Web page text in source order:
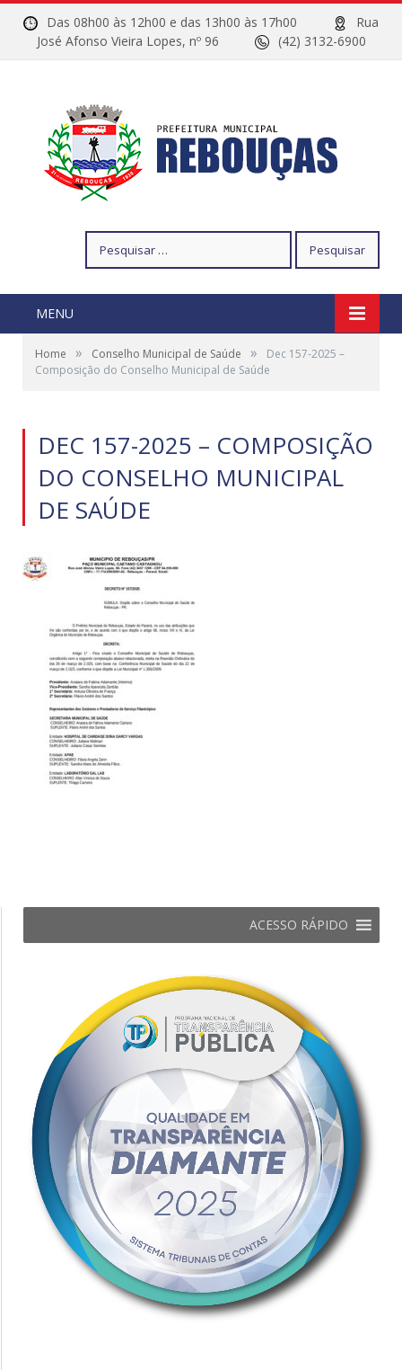
Das 08h00 às 12h00 e das 13h00 às 17h00
Rua
José Afonso Vieira Lopes, nº 96
(42) 3132-6900
por:
MENU
Home » Conselho Municipal de Saúde »
Dec 157-2025 –
Composição do Conselho Municipal de Saúde
DEC 157-2025 – COMPOSIÇÃO
DO CONSELHO MUNICIPAL
DE SAÚDE
ACESSO RÁPIDO